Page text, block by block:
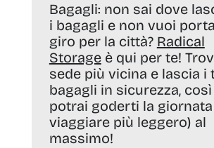
Bagagli: non sai dove
i bagagli e non vuoi
giro per la città? Radical
Storageè qui per te!
sede più vicina e lascia i
bagagli in sicurezza, così
potrai goderti la giornata
viaggiare più leggero) al
massimo!